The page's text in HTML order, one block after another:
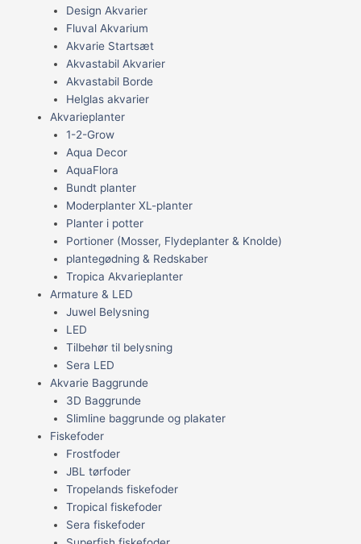
Design Akvarier
Fluval Akvarium
Akvarie Startsæt
Akvastabil Akvarier
Akvastabil Borde
Helglas akvarier
Akvarieplanter
1-2-Grow
Aqua Decor
AquaFlora
Bundt planter
Moderplanter XL-planter
Planter i potter
Portioner (Mosser, Flydeplanter & Knolde)
plantegødning & Redskaber
Tropica Akvarieplanter
Armature & LED
Juwel Belysning
LED
Tilbehør til belysning
Sera LED
Akvarie Baggrunde
3D Baggrunde
Slimline baggrunde og plakater
Fiskefoder
Frostfoder
JBL tørfoder
Tropelands fiskefoder
Tropical fiskefoder
Sera fiskefoder